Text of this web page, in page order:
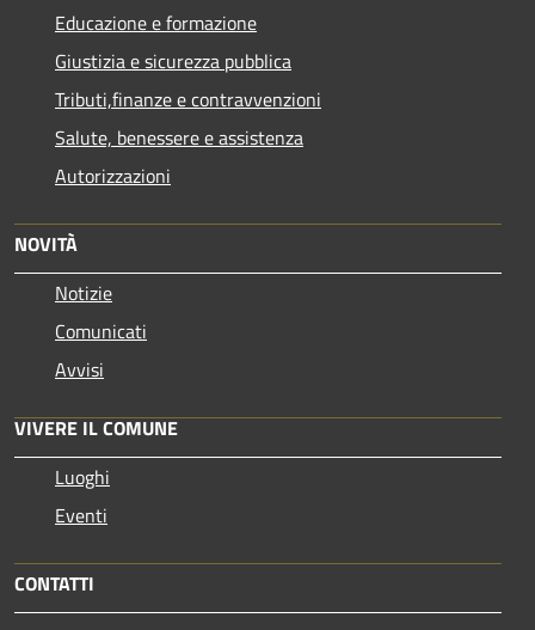
Educazione e formazione
Giustizia e sicurezza pubblica
Tributi,finanze e contravvenzioni
Salute, benessere e assistenza
Autorizzazioni
NOVITÀ
Notizie
Comunicati
Avvisi
VIVERE IL COMUNE
Luoghi
Eventi
CONTATTI